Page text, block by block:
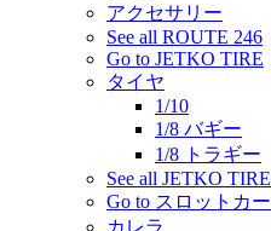
アクセサリー
See all ROUTE 246
Go to JETKO TIRE
タイヤ
1/10
1/8 バギー
1/8 トラギー
See all JETKO TIRE
Go to スロットカー